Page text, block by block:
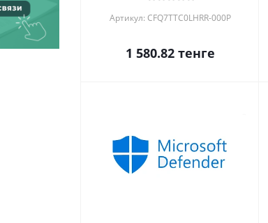
Артикул: CFQ7TTC0LHRR-000P
1 580.82тенге